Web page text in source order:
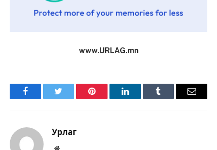
www.URLAG.mn
FacebookTwitter Pinterest LinkedInTumblr Имэйл
Урлаг
Вэбсайт